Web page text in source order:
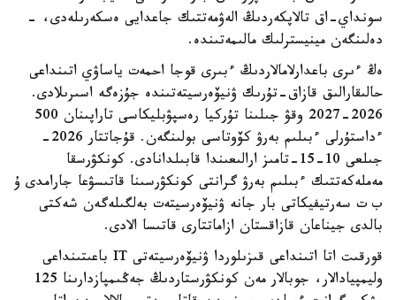
سونداي-اق تالاپكەردىڭ الەۋمەتتىك جاعدايى ەسكەرىلەدى، -
دەلىنگەن مينيسترلىك مالىمەتىندە.
ەڭ ءىرى باعدارلامالاردىڭ ءبىرى قوجا احمەت ياساۋي اتىنداعى
حالىقارالىق قازاق-تۇرىك ۋنيۆەرسيتەتىندە جۇزەگە اسىرىلادى.
2026-2027 وقۋ جىلىنا تۇركيا رەسپۋبليكاسى تاراپىنان 500
ءداستۇرلى ءبىلىم بەرۋ كۆوتاسى بولىنگەن. قۇجاتتار 2026-
جىلعى 10-15-تامىز ارالىعىندا قابىلدانادى. كونكۋرسقا
مەملەكەتتىك ءبىلىم بەرۋ گرانتى كونكۋرسىنا قاتىسۋعا جارامدى ۇ
ب ت سەرتيفيكاتى بار جانە ۋنيۆەرسيتەت بەلگىلەگەن شەكتى
بالدى جيناعان قازاقستان ازاماتتارى قاتىسا الادى.
قورقىت اتا اتىنداعى قىزىلوردا ۋنيۆەرسيتەتى IT باعىتىنداعى
وليمپيادالار، جوبالار مەن كونكۋرستاردىڭ جەڭىمپازدارىنا 125